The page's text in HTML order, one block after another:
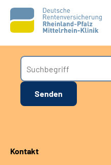
Unsere Klinik
Unsere Angebote
Karriere
Kontakt